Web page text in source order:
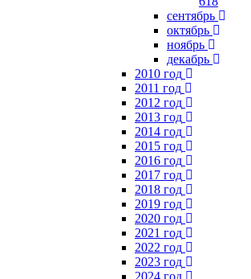
сентябрь
октябрь
ноябрь
декабрь
2010 год
2011 год
2012 год
2013 год
2014 год
2015 год
2016 год
2017 год
2018 год
2019 год
2020 год
2021 год
2022 год
2023 год
2024 год